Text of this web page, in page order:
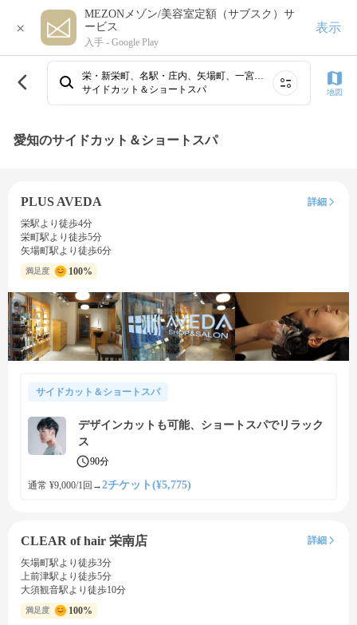
×
MEZONメゾン/美容室定額（サブスク）サ
ービス
入手 - Google Play
表示
栄・新栄町、名駅・庄内、矢場町、一宮・稲沢・清洲、黒川・平安通・大曽根周辺、春日井・尾張旭・守山・瀬戸・高蔵寺、守山周辺、小牧、中村公園・高畑・あおなみ線、大須・金山⋯
サイドカット＆ショートスパ
地図
愛知のサイドカット＆ショートスパ
PLUS AVEDA
詳細
栄駅より徒歩4分
栄町駅より徒歩5分
矢場町駅より徒歩6分
満足度 100%
サイドカット＆ショートスパ
デザインカットも可能、ショートスパでリラック
ス
90分
通常 ¥9,000/1回 →2チケット(¥5,775)
CLEAR of hair 栄南店
詳細
矢場町駅より徒歩3分
上前津駅より徒歩5分
大須観音駅より徒歩10分
満足度 100%